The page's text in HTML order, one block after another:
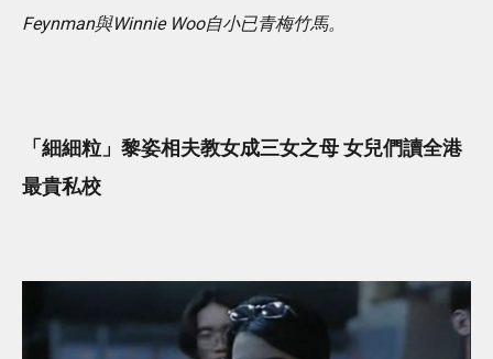
Feynman與Winnie Woo自小已青梅竹馬。
「細細粒」黎姿相夫教女成三女之母 女兒們讀全港
最貴私校